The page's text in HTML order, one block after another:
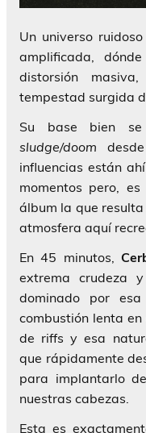
Un universo
amplificada,
distorsión
tempestad surgida
Su base bien se
sludge/doom
influencias están
momentos pero,
álbum la que
atmosfera aquí
En 45 minutos,
extrema crudeza
dominado por
combustión lenta
de riffs y esa
que rápidamente
para implantarlo
nuestras cabezas.
Esta es